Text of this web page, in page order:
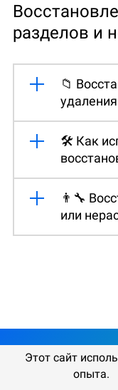
разделов и
📁
🛠️ Как
👨‍🔧
или
Этот сайт
опыта.